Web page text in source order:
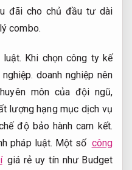
đãi cho chủ đầu tư dài
combo.
Khi chọn công ty kế
doanh nghiệp nên
môn của đội ngũ,
lượng hạng mục dịch vụ
độ bảo hành cam kết.
pháp luật. Một số công
giá rẻ uy tín như Budget